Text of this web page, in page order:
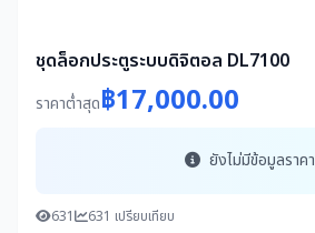
ชุดล็อกประตูระบบดิจิตอล DL7100
ราคาต่ำสุด฿17,000.00
ยังไม่มีข้อมูลราคา
631 631 เปรียบเทียบ